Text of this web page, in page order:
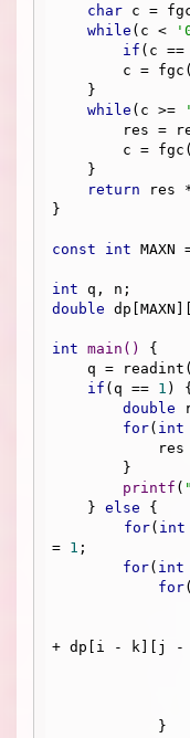
char c =
while (c <
if (c ==
while (c >=
res
return res
}
const int MAXN
int
double
int main ()
{
if (q == 1 )
double
for( int
printf (
    }
else {
for( int
= 1 ;
for( int
for(
+ dp[i - k][j -